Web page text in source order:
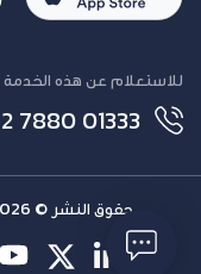
للاستعلام عن هذه الخدمة
7880 01333
حقوق النشر © 2026 جميع الحقوق محفوظة لشركة أمنية